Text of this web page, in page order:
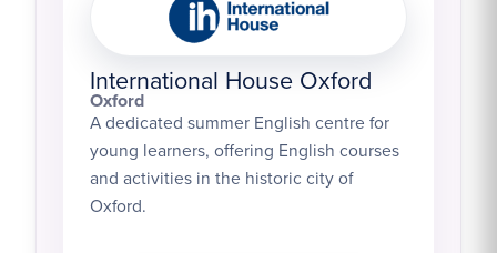
International House Oxford
Oxford
A dedicated summer English centre for
young learners, offering English courses
and activities in the historic city of
Oxford.